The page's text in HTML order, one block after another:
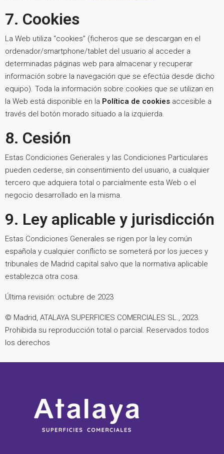
7. Cookies
La Web utiliza “cookies” (ficheros que se descargan en el
ordenador/smartphone/tablet del usuario al acceder a
determinadas páginas web para almacenar y recuperar
información sobre la navegación que se efectúa desde dicho
equipo). Toda la información sobre cookies que se utilizan en
la Web está disponible en la Política de cookies accesible a
través del botón morado situado a la izquierda.
8. Cesión
Estas Condiciones Generales y las Condiciones Particulares
pueden cederse, sin consentimiento del usuario, a cualquier
tercero que adquiera total o parcialmente esta Web o el
negocio desarrollado en la misma.
9. Ley aplicable y jurisdicción
Estas Condiciones Generales se rigen por la ley común
española y cualquier conflicto se someterá por los jueces y
tribunales de Madrid capital salvo que la normativa aplicable
establezca otra cosa.
Última revisión: octubre de 2023
© Madrid, ATALAYA SUPERFICIES COMERCIALES SL., 2023.
Prohibida su reproducción total o parcial. Reservados todos
los derechos